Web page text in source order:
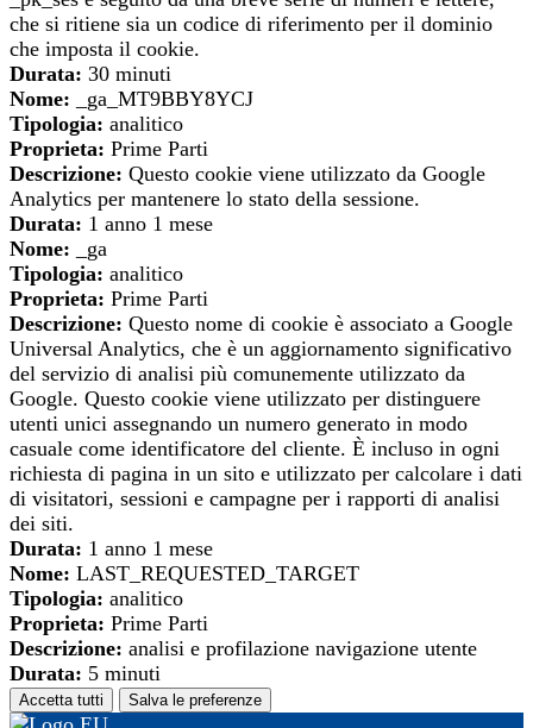
che si ritiene sia un codice di riferimento per il dominio
che imposta il cookie.
Durata: 30 minuti
Nome: _ga_MT9BBY8YCJ
Tipologia: analitico
Proprieta: Prime Parti
Descrizione: Questo cookie viene utilizzato da Google
Analytics per mantenere lo stato della sessione.
Durata: 1 anno 1 mese
Nome: _ga
Tipologia: analitico
Proprieta: Prime Parti
Descrizione: Questo nome di cookie è associato a Google
Universal Analytics, che è un aggiornamento significativo
del servizio di analisi più comunemente utilizzato da
Google. Questo cookie viene utilizzato per distinguere
utenti unici assegnando un numero generato in modo
casuale come identificatore del cliente. È incluso in ogni
richiesta di pagina in un sito e utilizzato per calcolare i dati
di visitatori, sessioni e campagne per i rapporti di analisi
dei siti.
Durata: 1 anno 1 mese
Nome: LAST_REQUESTED_TARGET
Tipologia: analitico
Proprieta: Prime Parti
Descrizione: analisi e profilazione navigazione utente
Durata: 5 minuti
Accetta tutti Salva le preferenze